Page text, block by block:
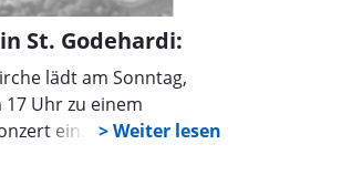
St. Godehardi:
lädt am Sonntag,
17 Uhr zu einem
ein. Im Rahmen der